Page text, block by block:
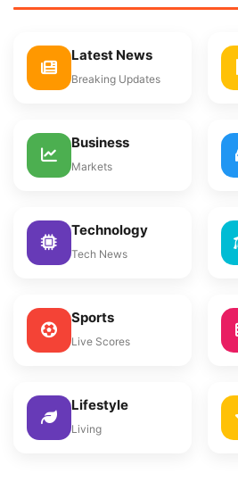
Latest News
Breaking Updates
Business
Markets
Technology
Tech News
Sports
Live Scores
Lifestyle
Living